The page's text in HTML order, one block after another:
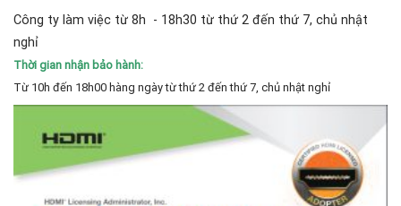
Công ty làm việc từ 8h - 18h30 từ thứ 2 đến thứ 7, chủ nhật
nghỉ
Thời gian nhận bảo hành:
Từ 10h đến 18h00 hàng ngày từ thứ 2 đến thứ 7, chủ nhật nghỉ